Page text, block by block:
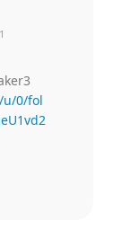
u/0/fol